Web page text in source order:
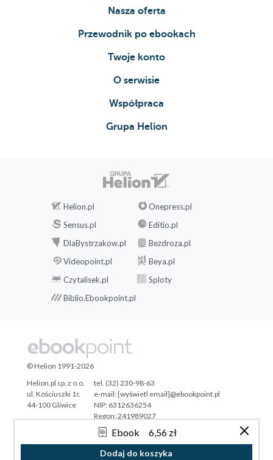
Ebook 6,56 zł
Dodaj do koszyka
Nasza oferta
Przewodnik po ebookach
Twoje konto
O serwisie
Współpraca
Grupa Helion
Helion.pl
Onepress.pl
Sensus.pl
Editio.pl
DlaBystrzakow.pl
Bezdroza.pl
Videopoint.pl
Beya.pl
Czytalisek.pl
Sploty
Biblio.Ebookpoint.pl
Tonik.pl
© Helion 1991-2026
Helion.pl sp. z o.o.
ul. Kościuszki 1c
44-100 Gliwice
tel. (32) 230-98-63
e-mail:[wyświetl email]@ebookpoint.pl
NIP: 6312636254
Regon: 241989027